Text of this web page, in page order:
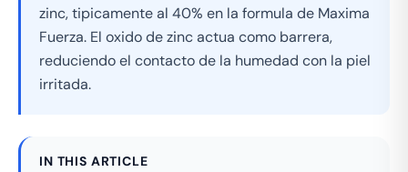
zinc, tipicamente al 40% en la formula de Maxima
Fuerza. El oxido de zinc actua como barrera,
reduciendo el contacto de la humedad con la piel
irritada.
IN THIS ARTICLE